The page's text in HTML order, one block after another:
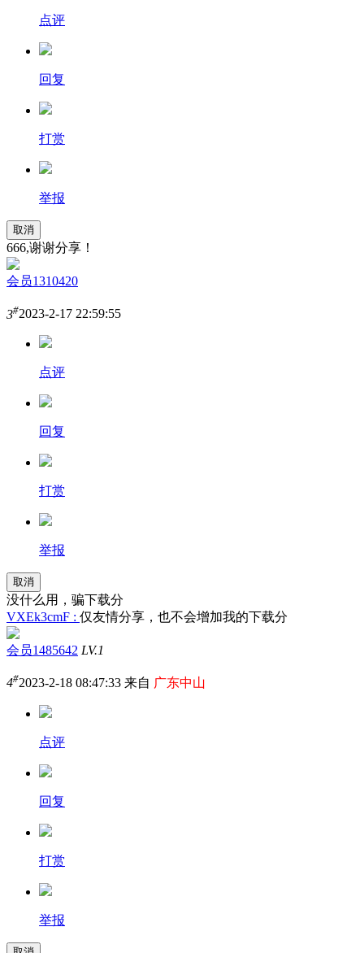
点评
回复
打赏
举报
取消
666,谢谢分享！
会员1310420
3#2023-2-17 22:59:55
点评
回复
打赏
举报
取消
没什么用，骗下载分
VXEk3cmF : 仅友情分享，也不会增加我的下载分
会员1485642 LV.1
4#2023-2-18 08:47:33 来自 广东中山
点评
回复
打赏
举报